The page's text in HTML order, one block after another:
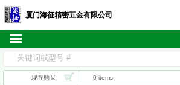
厦门海征精密五金有限公司
现在购买 0 items